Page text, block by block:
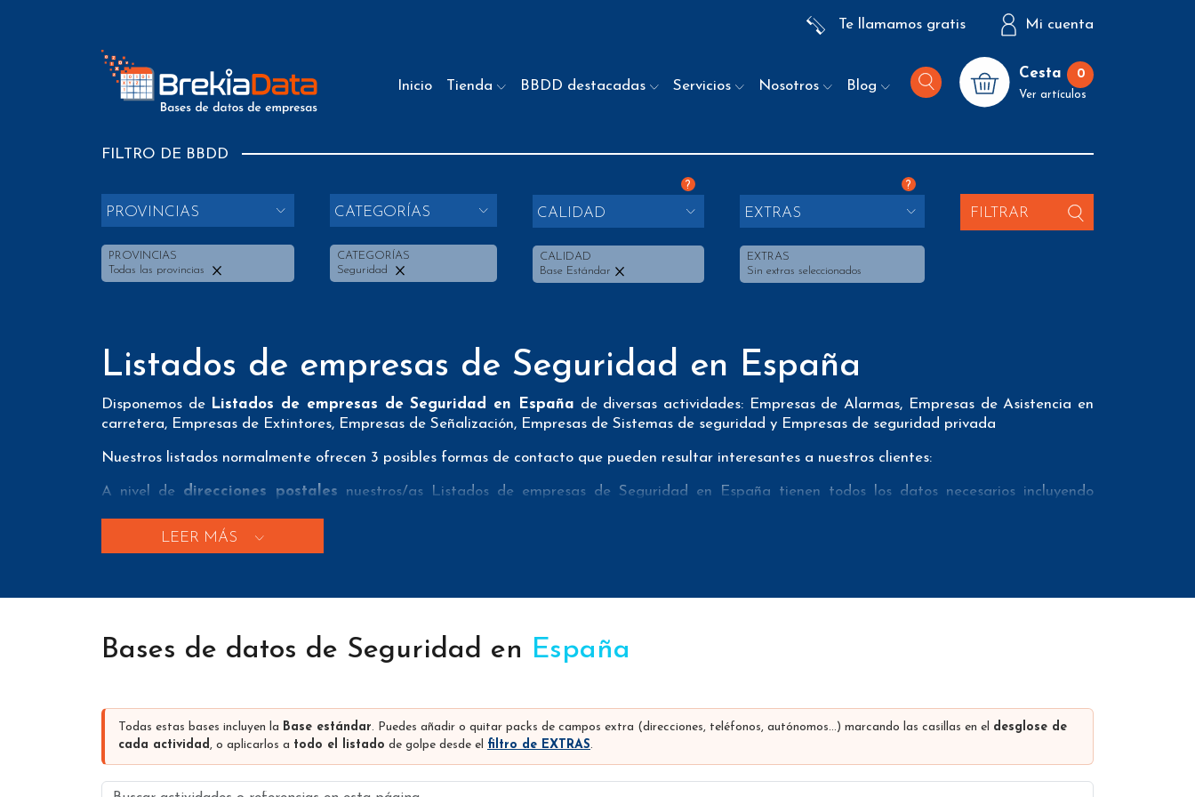
Te llamamos gratis Mi cuenta
Inicio Tienda BBDD destacadas Servicios Nosotros Blog
Cesta 0
Ver artículos
FILTRO DE BBDD
PROVINCIAS
PROVINCIAS
Todas las provincias
CATEGORÍAS
CATEGORÍAS
Seguridad
?
CALIDAD
CALIDAD
Base Estándar
?
EXTRAS
EXTRAS
Sin extras seleccionados
FILTRAR
Listados de empresas de Seguridad en España
Disponemos de Listados de empresas de Seguridad en España de diversas actividades: Empresas de Alarmas, Empresas de Asistencia en
carretera, Empresas de Extintores, Empresas de Señalización, Empresas de Sistemas de seguridad y Empresas de seguridad privada
Nuestros listados normalmente ofrecen 3 posibles formas de contacto que pueden resultar interesantes a nuestros clientes:
A nivel de direcciones postales nuestros/as Listados de empresas de Seguridad en España tienen todos los datos necesarios incluyendo
A nivel deteléfonos
nuestros/as Bases de datos de Seguridad en España aportan tanto teléfonos fijos como teléfonos móviles con el fin de que
A nivel deemailsnuestros/as Bases de datos del sector Seguridad en España han sido verificados previamente mediante un proveedor externo de
de emails e emails únicos con el fin de que se sepa exactamente que es lo que se estaría comprando.
dirección de la página web, coordenadas de geolocalización, tipo de sociedad, actividad de la empresa, urls en las distintas redes sociales…
Los precios que se muestran en esta página son precios con iva incluido y antes de descuentos
volumen de compras). Tenemos descuentos desde 62 euros de compra, iva incluido.
LEER MÁS
Bases de datos de Seguridad en España
Todas estas bases incluyen la Base estándar. Puedes añadir o quitar packs de campos extra (direcciones, teléfonos, autónomos…) marcando las casillas en el desglose de
cada actividad, o aplicarlos a todo el listado de golpe desde el filtro de EXTRAS.
Buscar actividades o referencias en esta página